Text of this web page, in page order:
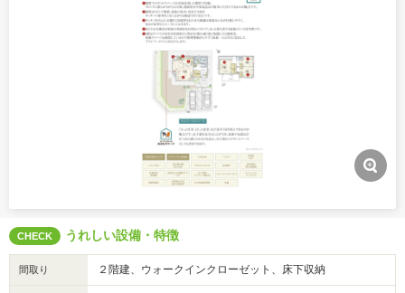
CHECK うれしい設備・特徴
間取り ２階建、ウォークインクローゼット、床下収納